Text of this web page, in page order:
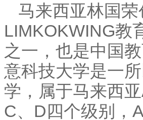
马来西亚林国
LIMKOKWING教
之一，也是中国
意科技大学是一
学，属于马来西
C、D四个级别，